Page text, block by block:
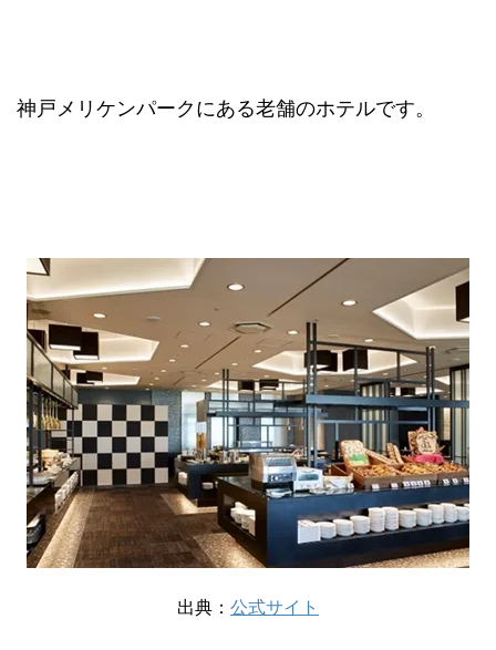
神戸メリケンパークにある老舗のホテルです。
出典： 公式サイト